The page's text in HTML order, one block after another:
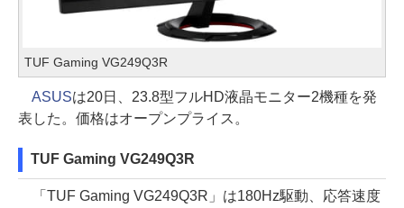
TUF Gaming VG249Q3R
ASUSは20日、23.8型フルHD液晶モニター2機種を発
表した。価格はオープンプライス。
TUF Gaming VG249Q3R
「TUF Gaming VG249Q3R」は180Hz駆動、応答速度